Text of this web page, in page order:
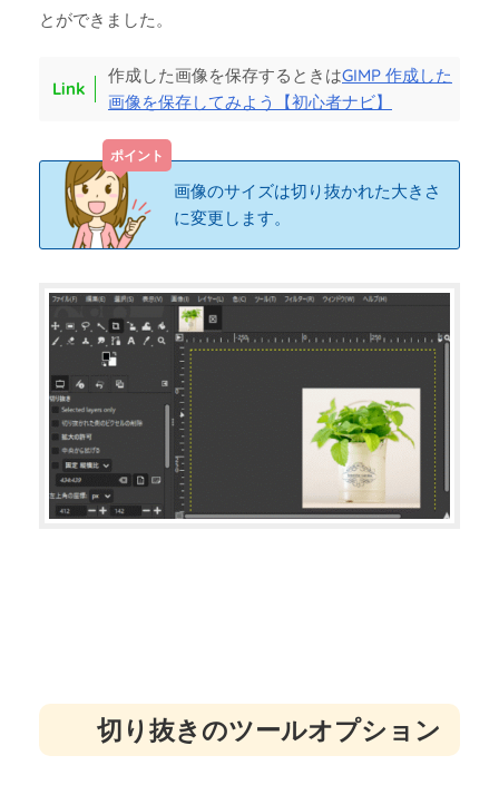
とができました。
作成した画像を保存するときはGIMP 作成した
画像を保存してみよう【初心者ナビ】
画像のサイズは切り抜かれた大きさ
に変更します。
切り抜きのツールオプション